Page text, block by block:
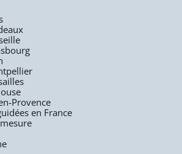
Provence
en France